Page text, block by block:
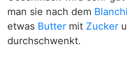
man sie nach dem
etwas Butter mit Zucker
durchschwenkt.